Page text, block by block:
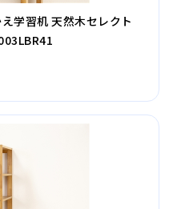
学習机 天然木セレクト